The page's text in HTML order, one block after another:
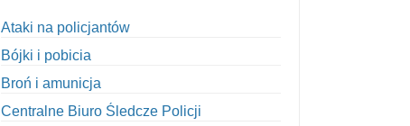
Ataki na policjantów
Bójki i pobicia
Broń i amunicja
Centralne Biuro Śledcze Policji